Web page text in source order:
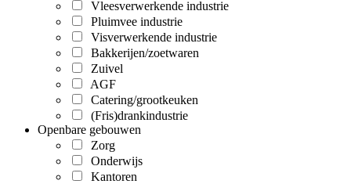
Vleesverwerkende industrie
Pluimvee industrie
Visverwerkende industrie
Bakkerijen/zoetwaren
Zuivel
AGF
Catering/grootkeuken
(Fris)drankindustrie
Openbare gebouwen
Zorg
Onderwijs
Kantoren